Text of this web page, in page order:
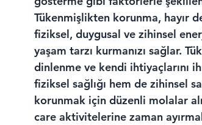
Tükenmişlikten korunma, hayır
fiziksel, duygusal ve zihinsel
yaşam tarzı kurmanızı sağlar.
dinlenme ve kendi ihtiyaçlarını
fiziksel sağlığı hem de zihinsel
korunmak için düzenli molalar
care aktivitelerine zaman